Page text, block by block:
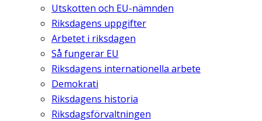
Utskotten och EU-nämnden
Riksdagens uppgifter
Arbetet i riksdagen
Så fungerar EU
Riksdagens internationella arbete
Demokrati
Riksdagens historia
Riksdagsförvaltningen